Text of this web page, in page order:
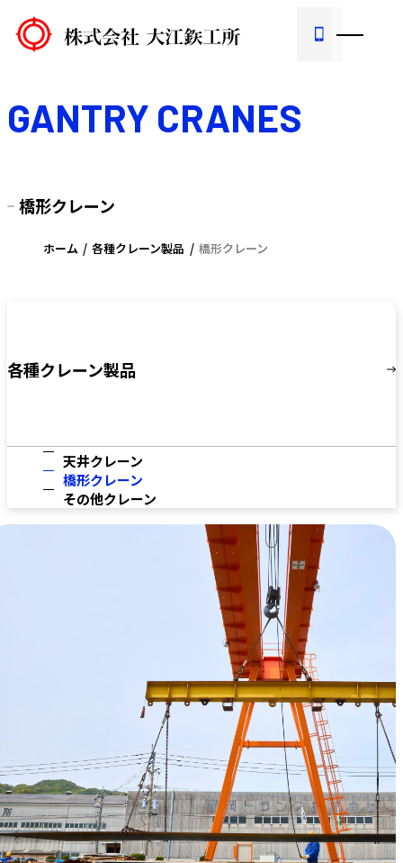
GANTRY CRANES
橋形クレーン
ホーム 各種クレーン製品 橋形クレーン
各種クレーン製品
天井クレーン
橋形クレーン
その他クレーン